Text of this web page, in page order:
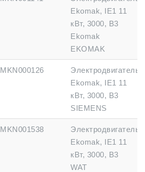
Ekomak, IE1 11
кВт, 3000, B3
Ekomak
EKOMAK
MKN000126
Электродвигатель
Ekomak, IE1 11
кВт, 3000, B3
SIEMENS
MKN001538
Электродвигатель
Ekomak, IE1 11
кВт, 3000, B3
WAT